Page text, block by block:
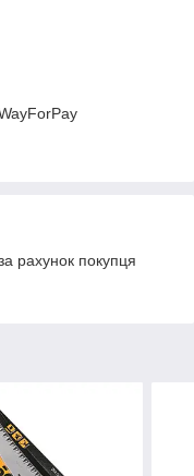
рахунок покупця